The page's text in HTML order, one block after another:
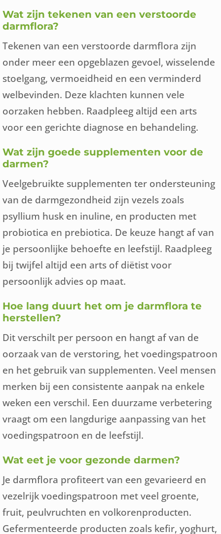
Wat zijn tekenen van een verstoorde
darmflora?
Tekenen van een verstoorde darmflora zijn
onder meer een opgeblazen gevoel, wisselende
stoelgang, vermoeidheid en een verminderd
welbevinden. Deze klachten kunnen vele
oorzaken hebben. Raadpleeg altijd een arts
voor een gerichte diagnose en behandeling.
Wat zijn goede supplementen voor de
darmen?
Veelgebruikte supplementen ter ondersteuning
van de darmgezondheid zijn vezels zoals
psyllium husk en inuline, en producten met
probiotica en prebiotica. De keuze hangt af van
je persoonlijke behoefte en leefstijl. Raadpleeg
bij twijfel altijd een arts of diëtist voor
persoonlijk advies op maat.
Hoe lang duurt het om je darmflora te
herstellen?
Dit verschilt per persoon en hangt af van de
oorzaak van de verstoring, het voedingspatroon
en het gebruik van supplementen. Veel mensen
merken bij een consistente aanpak na enkele
weken een verschil. Een duurzame verbetering
vraagt om een langdurige aanpassing van het
voedingspatroon en de leefstijl.
Wat eet je voor gezonde darmen?
Je darmflora profiteert van een gevarieerd en
vezelrijk voedingspatroon met veel groente,
fruit, peulvruchten en volkorenproducten.
Gefermenteerde producten zoals kefir, yoghurt,